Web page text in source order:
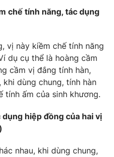
nếu không có sự chấp
VTV.vn khi phát hành lại
chế tính năng, tác dụng
vị này kiềm chế tính năng
dụ cụ thể là hoàng cầm
cầm vị đắng tính hàn,
dùng chung, tính hàn
tính ấm của sinh khương.
hiệp đồng của hai vị
nhau, khi dùng chung,